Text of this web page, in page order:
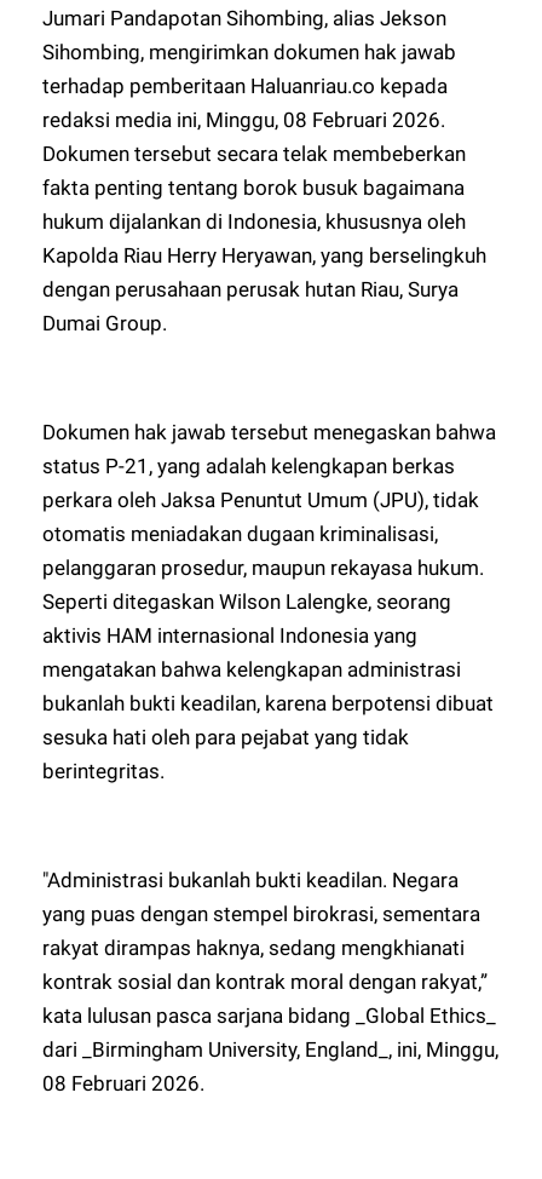
Jumari Pandapotan Sihombing, alias Jekson
Sihombing, mengirimkan dokumen hak jawab
terhadap pemberitaan Haluanriau.co kepada
redaksi media ini, Minggu, 08 Februari 2026.
Dokumen tersebut secara telak membeberkan
fakta penting tentang borok busuk bagaimana
hukum dijalankan di Indonesia, khususnya oleh
Kapolda Riau Herry Heryawan, yang berselingkuh
dengan perusahaan perusak hutan Riau, Surya
Dumai Group.
Dokumen hak jawab tersebut menegaskan bahwa
status P-21, yang adalah kelengkapan berkas
perkara oleh Jaksa Penuntut Umum (JPU), tidak
otomatis meniadakan dugaan kriminalisasi,
pelanggaran prosedur, maupun rekayasa hukum.
Seperti ditegaskan Wilson Lalengke, seorang
aktivis HAM internasional Indonesia yang
mengatakan bahwa kelengkapan administrasi
bukanlah bukti keadilan, karena berpotensi dibuat
sesuka hati oleh para pejabat yang tidak
berintegritas.
"Administrasi bukanlah bukti keadilan. Negara
yang puas dengan stempel birokrasi, sementara
rakyat dirampas haknya, sedang mengkhianati
kontrak sosial dan kontrak moral dengan rakyat,”
kata lulusan pasca sarjana bidang _Global Ethics_
dari _Birmingham University, England_, ini, Minggu,
08 Februari 2026.